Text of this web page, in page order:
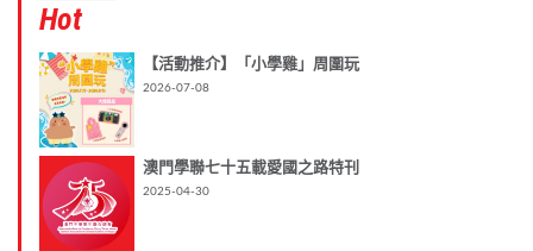
Hot
【活動推介】「小學雞」周圍玩
2026-07-08
澳門學聯七十五載愛國之路特刊
2025-04-30